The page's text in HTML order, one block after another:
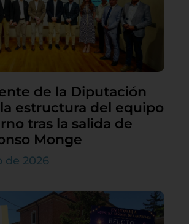
de la Diputación
estructura del equipo
tras la salida de
Monge
de 2026